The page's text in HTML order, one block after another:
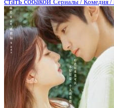
Сериалы / Комедия /